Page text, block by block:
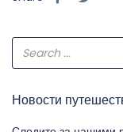
Новости